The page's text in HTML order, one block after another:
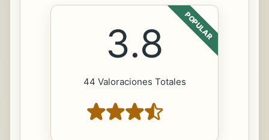
POPULAR
3.8
44 Valoraciones Totales